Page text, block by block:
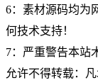
6：素材源码均为
何技术支持！
7：严重警告本站
允许不得转载：